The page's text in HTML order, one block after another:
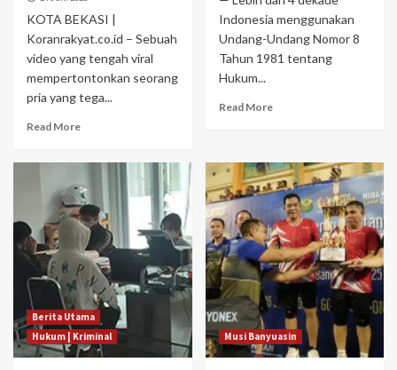
KOTA BEKASI |
Koranrakyat.co.id – Sebuah
video yang tengah viral
mempertontonkan seorang
pria yang tega...
Read More
Indonesia menggunakan
Undang-Undang Nomor 8
Tahun 1981 tentang
Hukum...
Read More
Berita Utama
Hukum | Kriminal
Musi Banyuasin